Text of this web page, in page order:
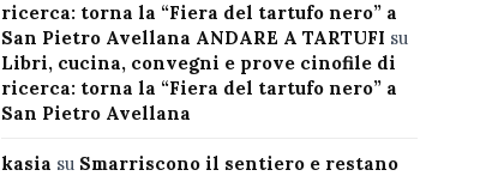
ricerca: torna la “Fiera del tartufo nero” a
San Pietro Avellana ANDARE A TARTUFI su
Libri, cucina, convegni e prove cinofile di
ricerca: torna la “Fiera del tartufo nero” a
San Pietro Avellana
kasia su Smarriscono il sentiero e restano